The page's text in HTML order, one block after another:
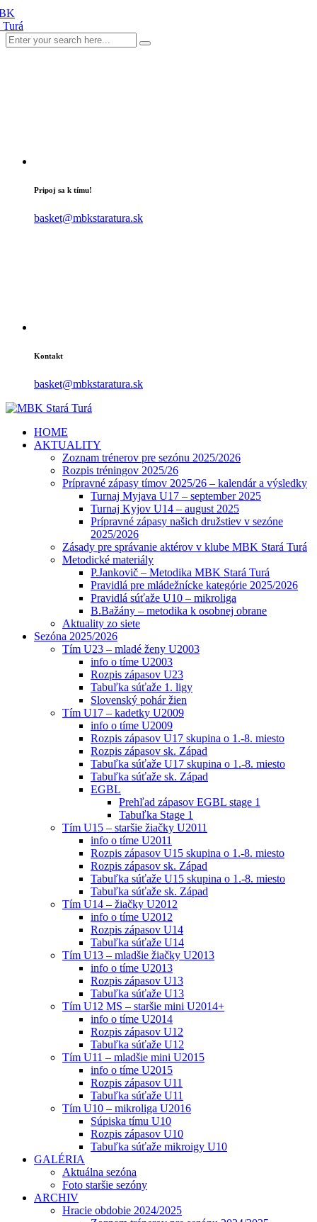
Pripoj sa k tímu!
basket@mbkstaratura.sk
Kontakt
basket@mbkstaratura.sk
HOME
AKTUALITY
Zoznam trénerov pre sezónu 2025/2026
Rozpis tréningov 2025/26
Prípravné zápasy tímov 2025/26 – kalendár a výsledky
Turnaj Myjava U17 – september 2025
Turnaj Kyjov U14 – august 2025
Prípravné zápasy našich družstiev v sezóne
2025/2026
Zásady pre správanie aktérov v klube MBK Stará Turá
Metodické materiály
P.Jankovič – Metodika MBK Stará Turá
Pravidlá pre mládežnícke kategórie 2025/2026
Pravidlá súťaže U10 – mikroliga
B.Bažány – metodika k osobnej obrane
Aktuality zo siete
Sezóna 2025/2026
Tím U23 – mladé ženy U2003
info o tíme U2003
Rozpis zápasov U23
Tabuľka súťaže 1. ligy
Slovenský pohár žien
Tím U17 – kadetky U2009
info o tíme U2009
Rozpis zápasov U17 skupina o 1.-8. miesto
Rozpis zápasov sk. Západ
Tabuľka súťaže U17 skupina o 1.-8. miesto
Tabuľka súťaže sk. Západ
EGBL
Prehľad zápasov EGBL stage 1
Tabuľka Stage 1
Tím U15 – staršie žiačky U2011
info o tíme U2011
Rozpis zápasov U15 skupina o 1.-8. miesto
Rozpis zápasov sk. Západ
Tabuľka súťaže U15 skupina o 1.-8. miesto
Tabuľka súťaže sk. Západ
Tím U14 – žiačky U2012
info o tíme U2012
Rozpis zápasov U14
Tabuľka súťaže U14
Tím U13 – mladšie žiačky U2013
info o tíme U2013
Rozpis zápasov U13
Tabuľka súťaže U13
Tím U12 MS – staršie mini U2014+
info o tíme U2014
Rozpis zápasov U12
Tabuľka súťaže U12
Tím U11 – mladšie mini U2015
info o tíme U2015
Rozpis zápasov U11
Tabuľka súťaže U11
Tím U10 – mikroliga U2016
Súpiska tímu U10
Rozpis zápasov U10
Tabuľka súťaže mikroigy U10
GALÉRIA
Aktuálna sezóna
Foto staršie sezóny
ARCHIV
Hracie obdobie 2024/2025